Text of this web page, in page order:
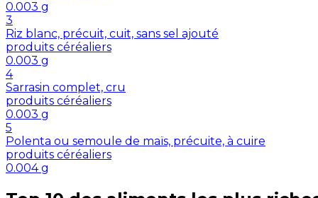
0.003 g
3
Riz blanc, précuit, cuit, sans sel ajouté
produits céréaliers
0.003 g
4
Sarrasin complet, cru
produits céréaliers
0.003 g
5
Polenta ou semoule de maïs, précuite, à cuire
produits céréaliers
0.004 g